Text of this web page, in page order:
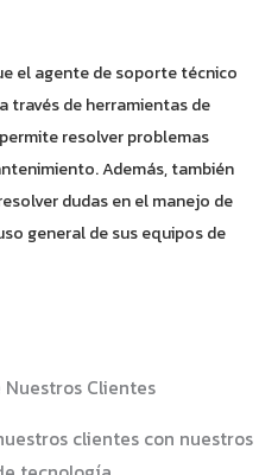
el agente de soporte técnico
través de herramientas de
resolver problemas
Además, también
dudas en el manejo de
general de sus equipos de
Clientes
clientes con nuestros